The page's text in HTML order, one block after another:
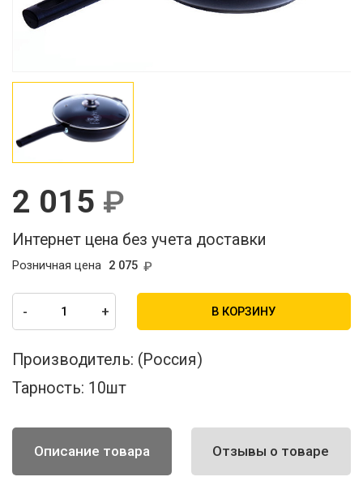
2 015
Интернет цена без учета доставки
2 075
Розничная цена
- + В КОРЗИНУ
Производитель: (Россия)
Тарность: 10шт
Описание товара Отзывы о товаре